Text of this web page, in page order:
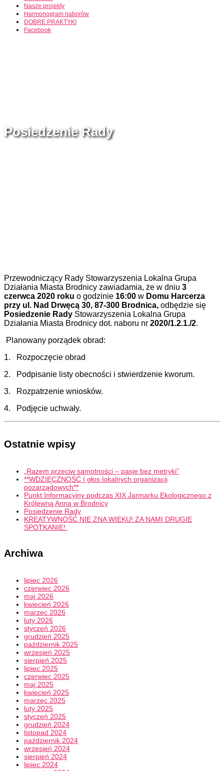
Nasze projekty
Harmonogram naborów
DOBRE PRAKTYKI
Facebook
Posiedzenie Rady
Przewodniczący Rady Stowarzyszenia Lokalna Grupa
Działania Miasta Brodnicy zawiadamia, że w dniu 3
czerwca 2020 roku o godzinie 16:00 w Domu Harcerza
przy ul. Nad Drwęcą 30, 87-300 Brodnica, odbędzie się
Posiedzenie Rady Stowarzyszenia Lokalna Grupa
Działania Miasta Brodnicy dot. naboru nr 2020/1.2.1./2.
Planowany porządek obrad:
1.
Rozpoczęcie obrad
2.
Podpisanie listy obecności i stwierdzenie kworum.
3. Rozpatrzenie wniosków.
4.
Podjęcie uchwały.
Ostatnie wpisy
„Razem przeciw samotności – pasje bez metryki”
**WDZIĘCZNOŚĆ | głos lokalnych organizacji
pozarządowych**
Punkt Informacyjny podczas XIX Jarmarku Ekologicznego z
Królewną Anną w Brodnicy
Posiedzenie Rady
KREATYWNOŚĆ NIE ZNA WIEKU! ZA NAMI DRUGIE
SPOTKANIE!
Archiwa
lipiec 2026
czerwiec 2026
maj 2026
kwiecień 2026
marzec 2026
luty 2026
styczeń 2026
grudzień 2025
październik 2025
wrzesień 2025
sierpień 2025
lipiec 2025
czerwiec 2025
maj 2025
kwiecień 2025
marzec 2025
luty 2025
styczeń 2025
grudzień 2024
listopad 2024
październik 2024
wrzesień 2024
sierpień 2024
lipiec 2024